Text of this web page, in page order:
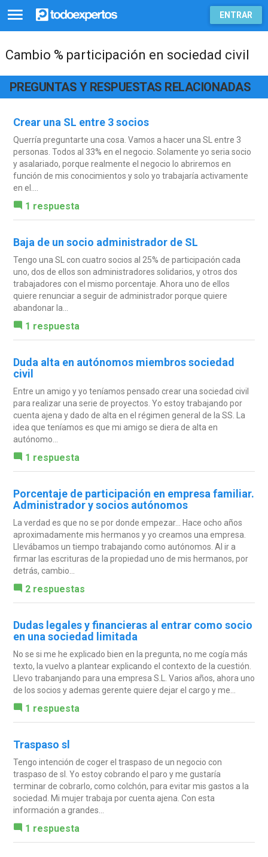
ENTRAR
Cambio % participación en sociedad civil
PREGUNTAS Y RESPUESTAS RELACIONADAS
Crear una SL entre 3 socios
Querría preguntarte una cosa. Vamos a hacer una SL entre 3
personas. Todos al 33% en el negocio. Solamente yo seria socio
y asalariado, porque realmente el negocio lo abriremos en
función de mis conocimientos y solo yo trabajaría activamente
en el....
1 respuesta
Baja de un socio administrador de SL
Tengo una SL con cuatro socios al 25% de participación cada
uno, dos de ellos son administradores solidarios, y otros dos
trabajadores con el mismo porcentaje. Ahora uno de ellos
quiere renunciar a seguir de administrador porque quiere
abandonar la...
1 respuesta
Duda alta en autónomos miembros sociedad
civil
Entre un amigo y yo teníamos pensado crear una sociedad civil
para realizar una serie de proyectos. Yo estoy trabajando por
cuenta ajena y dado de alta en el régimen general de la SS. La
idea que teníamos es que mi amigo se diera de alta en
autónomo...
1 respuesta
Porcentaje de participación en empresa familiar.
Administrador y socios autónomos
La verdad es que no se por donde empezar... Hace ocho años
aproximadamente mis hermanos y yo creamos una empresa.
Llevábamos un tiempo trabajando como autónomos. Al ir a
firmar las escrituras de la propiedad uno de mis hermanos, por
detrás, cambio...
2 respuestas
Dudas legales y financieras al entrar como socio
en una sociedad limitada
No se si me he explicado bien en la pregunta, no me cogía más
texto, la vuelvo a plantear explicando el contexto de la cuestión.
Llevo trabanjando para una empresa S.L. Varios años, ahora uno
de los socios y ademas gerente quiere dejar el cargo y me...
1 respuesta
Traspaso sl
Tengo intención de coger el traspaso de un negocio con
traspaso de sl. Yo estoy cobrando el paro y me gustaría
terminar de cobrarlo, como colchón, para evitar mis gastos a la
sociedad. Mi mujer trabaja por cuenta ajena. Con esta
información a grandes...
1 respuesta